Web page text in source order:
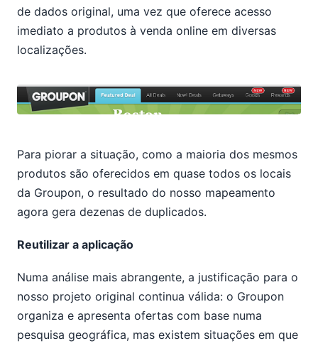
de dados original, uma vez que oferece acesso
imediato a produtos à venda online em diversas
localizações.
Para piorar a situação, como a maioria dos mesmos
produtos são oferecidos em quase todos os locais
da Groupon, o resultado do nosso mapeamento
agora gera dezenas de duplicados.
Reutilizar a aplicação
Numa análise mais abrangente, a justificação para o
nosso projeto original continua válida: o Groupon
organiza e apresenta ofertas com base numa
pesquisa geográfica, mas existem situações em que